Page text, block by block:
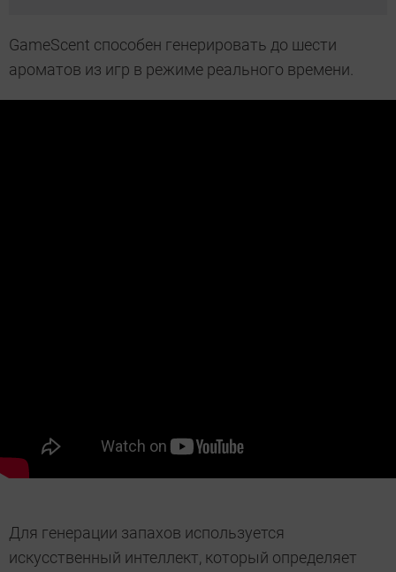
GameScent способен генерировать до шести
ароматов из игр в режиме реального времени.
Для генерации запахов используется
искусственный интеллект, который определяет